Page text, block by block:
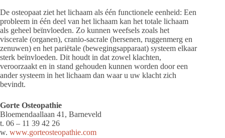
De osteopaat ziet het lichaam als één functionele eenheid: Een
probleem in één deel van het lichaam kan het totale lichaam
als geheel beïnvloeden. Zo kunnen weefsels zoals het
viscerale (organen), cranio-sacrale (hersenen, ruggenmerg en
zenuwen) en het pariëtale (bewegingsapparaat) systeem elkaar
sterk beïnvloeden. Dit houdt in dat zowel klachten,
veroorzaakt en in stand gehouden kunnen worden door een
ander systeem in het lichaam dan waar u uw klacht zich
bevindt.
Gorte Osteopathie
Bloemendaallaan 41, Barneveld
t. 06 – 11 39 42 26
w. www.gorteosteopathie.com